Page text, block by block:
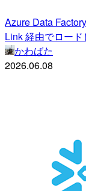
Azure Data
Link 経由でロード
かわばた
2026.06.08